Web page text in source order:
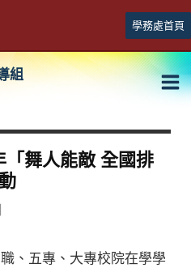
學務處首頁
組
「舞人能敵 全國排
、五專、大專校院在學學